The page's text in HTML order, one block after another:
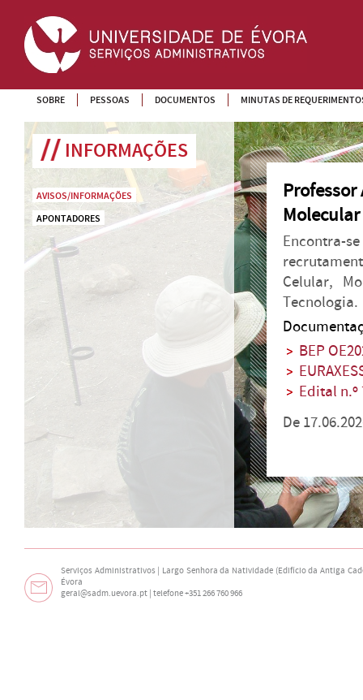
SOBRE PESSOAS DOCUMENTOS MINUTAS DE
INFORMAÇÕES
AVISOS/INFORMAÇÕES
APONTADORES
Celular,
Tecnologia.
BEP
Edital n.º
De
Serviços Administrativos | Largo Senhora da Natividade (Edifício da Antiga
Évora
geral@sadm.uevora.pt | telefone +351 266 760 966